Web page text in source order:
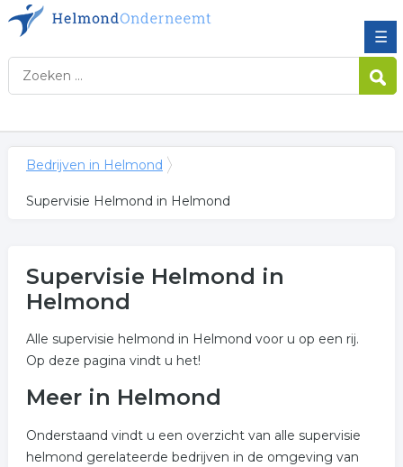
☰
Bedrijven in Helmond
Supervisie Helmond in Helmond
Supervisie Helmond in
Helmond
Alle supervisie helmond in Helmond voor u op een rij.
Op deze pagina vindt u het!
Meer in Helmond
Onderstaand vindt u een overzicht van alle supervisie
helmond gerelateerde bedrijven in de omgeving van